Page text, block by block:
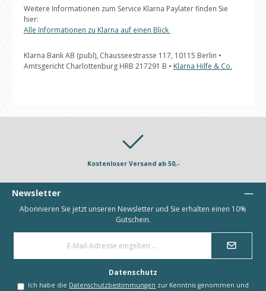
Weitere Informationen zum Service Klarna Paylater finden Sie
hier:
Alle Informationen zu Klarna auf einen Blick
Klarna Bank AB (publ), Chausseestrasse 117, 10115 Berlin •
Amtsgericht Charlottenburg HRB 217291 B • Klarna Hilfe & Co.
Kostenloser Versand ab 50,-
Newsletter
Abonnieren Sie jetzt unseren Newsletter und Sie erhalten einen 10%
Gutschein.
Datenschutz
Ich habe die Datenschutzbestimmungen zur Kenntnis genommen und